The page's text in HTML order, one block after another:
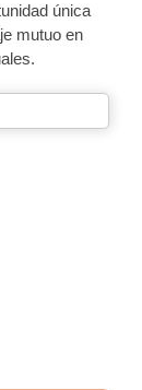
única
mutuo en